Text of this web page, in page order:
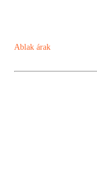
Ablak árak